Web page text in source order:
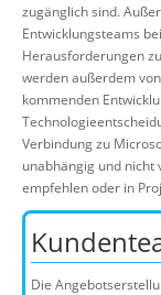
zugänglich sind.
Entwicklungsteams
Herausforderungen
werden außerdem
kommenden
Verbindung zu
unabhängig und
empfehlen oder in
Die